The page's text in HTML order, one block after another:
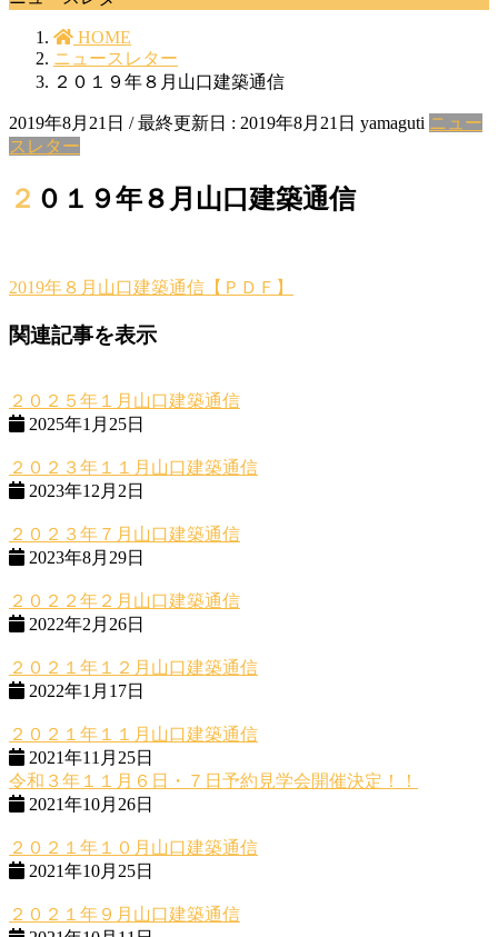
HOME
ニュースレター
２０１９年８月山口建築通信
2019年8月21日 / 最終更新日 : 2019年8月21日 yamaguti ニュー
スレター
２０１９年８月山口建築通信
2019年８月山口建築通信【ＰＤＦ】
関連記事を表示
２０２５年１月山口建築通信
2025年1月25日
２０２３年１１月山口建築通信
2023年12月2日
２０２３年７月山口建築通信
2023年8月29日
２０２２年２月山口建築通信
2022年2月26日
２０２１年１２月山口建築通信
2022年1月17日
２０２１年１１月山口建築通信
2021年11月25日
令和３年１１月６日・７日予約見学会開催決定！！
2021年10月26日
２０２１年１０月山口建築通信
2021年10月25日
２０２１年９月山口建築通信